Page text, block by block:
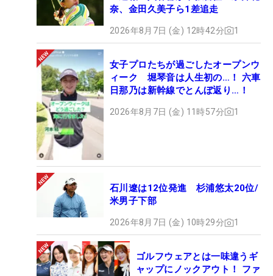
奈、金田久美子ら1差追走
2026年8月7日 (金) 12時42分 1
女子プロたちが過ごしたオープンウ
ィーク 堀琴音は人生初の…！ 六車
日那乃は新幹線でとんぼ返り…！
2026年8月7日 (金) 11時57分 1
石川遼は12位発進 杉浦悠太20位/
米男子下部
2026年8月7日 (金) 10時29分 1
ゴルフウェアとは一味違うギ
ャップにノックアウト！ ファ